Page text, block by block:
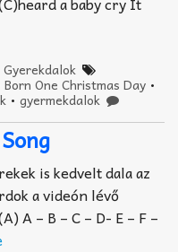
Gyerekdalok
Born One Christmas Day •
• gyermekdalok
is kedvelt dala az
a videón lévő
A – B – C – D- E – F –